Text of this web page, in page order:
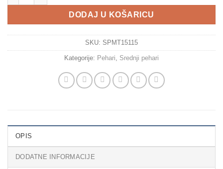
DODAJ U KOŠARICU
SKU: SPMT15115
Kategorije: Pehari Srednji pehari
OPIS
DODATNE INFORMACIJE